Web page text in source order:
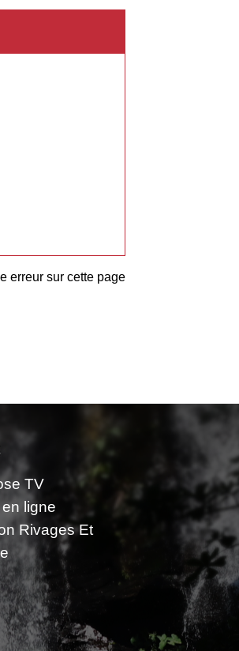
erreur sur cette page
TV
ligne
Rivages Et